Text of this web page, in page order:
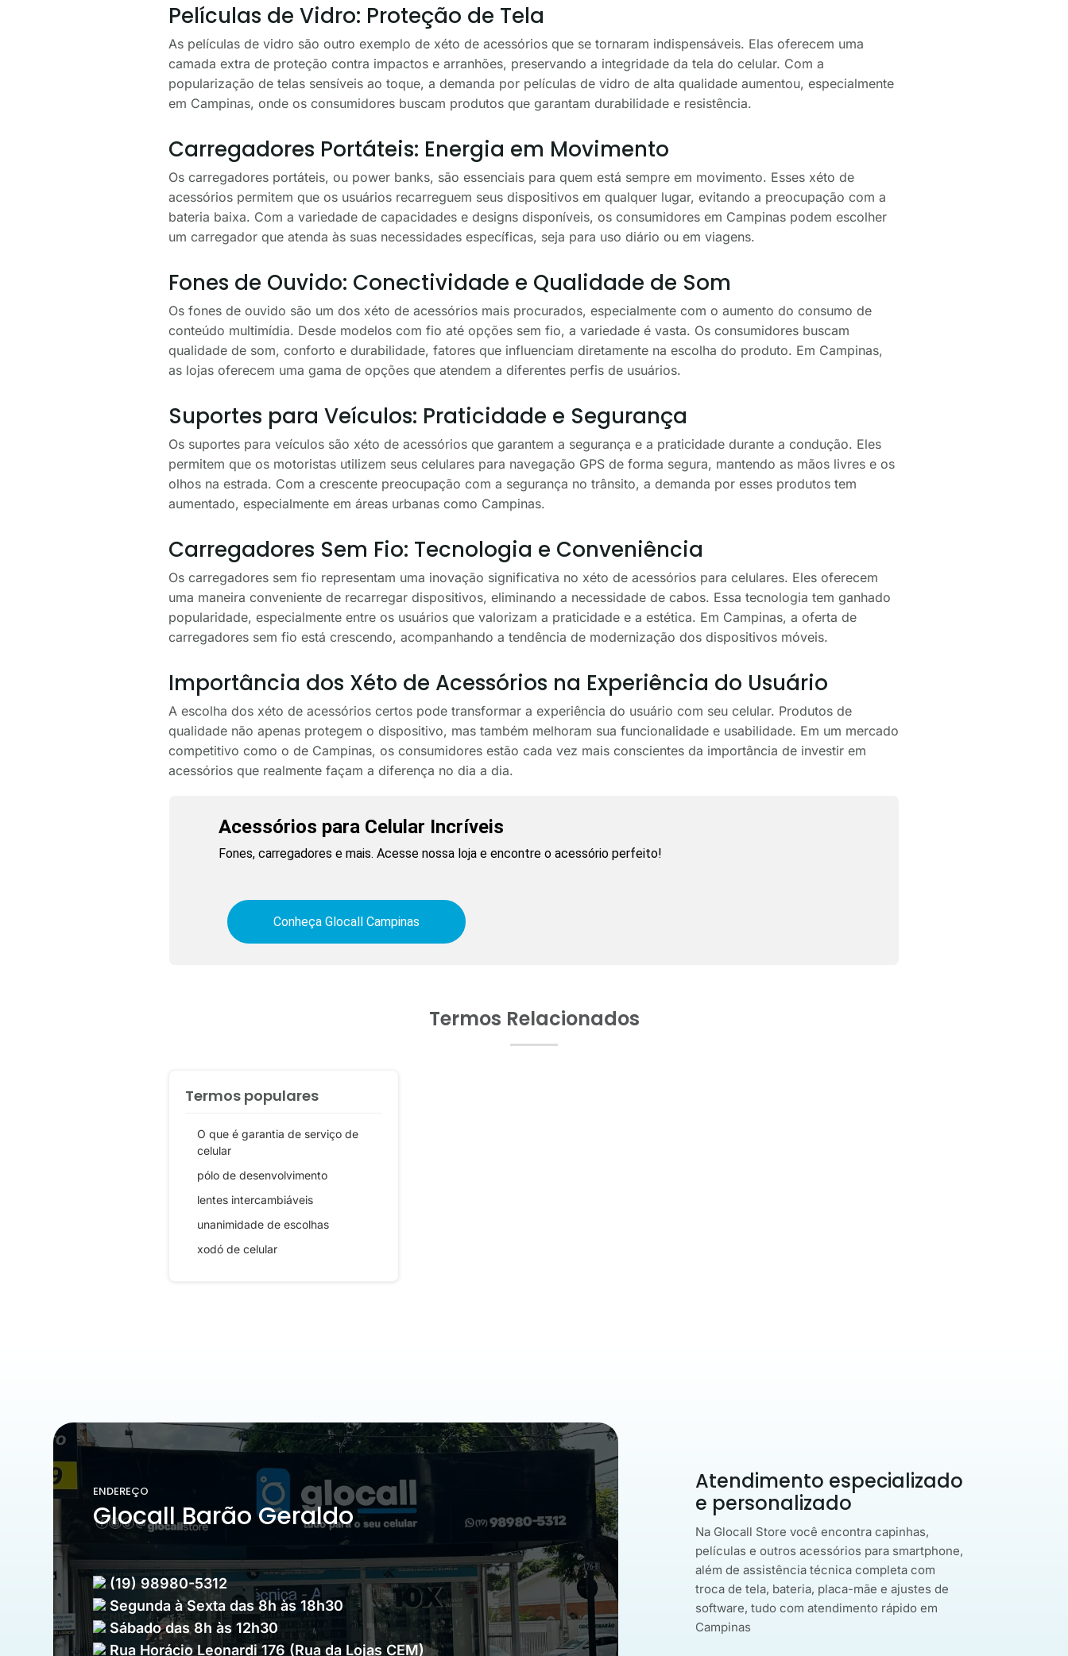
Películas de Vidro: Proteção de Tela
As películas de vidro são outro exemplo de xéto de acessórios que se tornaram indispensáveis. Elas oferecem uma
camada extra de proteção contra impactos e arranhões, preservando a integridade da tela do celular. Com a
popularização de telas sensíveis ao toque, a demanda por películas de vidro de alta qualidade aumentou, especialmente
em Campinas, onde os consumidores buscam produtos que garantam durabilidade e resistência.
Carregadores Portáteis: Energia em Movimento
Os carregadores portáteis, ou power banks, são essenciais para quem está sempre em movimento. Esses xéto de
acessórios permitem que os usuários recarreguem seus dispositivos em qualquer lugar, evitando a preocupação com a
bateria baixa. Com a variedade de capacidades e designs disponíveis, os consumidores em Campinas podem escolher
um carregador que atenda às suas necessidades específicas, seja para uso diário ou em viagens.
Fones de Ouvido: Conectividade e Qualidade de Som
Os fones de ouvido são um dos xéto de acessórios mais procurados, especialmente com o aumento do consumo de
conteúdo multimídia. Desde modelos com fio até opções sem fio, a variedade é vasta. Os consumidores buscam
qualidade de som, conforto e durabilidade, fatores que influenciam diretamente na escolha do produto. Em Campinas,
as lojas oferecem uma gama de opções que atendem a diferentes perfis de usuários.
Suportes para Veículos: Praticidade e Segurança
Os suportes para veículos são xéto de acessórios que garantem a segurança e a praticidade durante a condução. Eles
permitem que os motoristas utilizem seus celulares para navegação GPS de forma segura, mantendo as mãos livres e os
olhos na estrada. Com a crescente preocupação com a segurança no trânsito, a demanda por esses produtos tem
aumentado, especialmente em áreas urbanas como Campinas.
Carregadores Sem Fio: Tecnologia e Conveniência
Os carregadores sem fio representam uma inovação significativa no xéto de acessórios para celulares. Eles oferecem
uma maneira conveniente de recarregar dispositivos, eliminando a necessidade de cabos. Essa tecnologia tem ganhado
popularidade, especialmente entre os usuários que valorizam a praticidade e a estética. Em Campinas, a oferta de
carregadores sem fio está crescendo, acompanhando a tendência de modernização dos dispositivos móveis.
Importância dos Xéto de Acessórios na Experiência do Usuário
A escolha dos xéto de acessórios certos pode transformar a experiência do usuário com seu celular. Produtos de
qualidade não apenas protegem o dispositivo, mas também melhoram sua funcionalidade e usabilidade. Em um mercado
competitivo como o de Campinas, os consumidores estão cada vez mais conscientes da importância de investir em
acessórios que realmente façam a diferença no dia a dia.
Acessórios para Celular Incríveis
Fones, carregadores e mais. Acesse nossa loja e encontre o acessório perfeito!
Conheça Glocall Campinas
Termos Relacionados
Termos populares
O que é garantia de serviço de
celular
pólo de desenvolvimento
lentes intercambiáveis
unanimidade de escolhas
xodó de celular
ENDEREÇO
Glocall Barão Geraldo
(19) 98980-5312
Segunda à Sexta das 8h às 18h30
Sábado das 8h às 12h30
Rua Horácio Leonardi 176 (Rua da Lojas CEM)
Atendimento especializado
e personalizado
Na Glocall Store você encontra capinhas,
películas e outros acessórios para smartphone,
além de assistência técnica completa com
troca de tela, bateria, placa-mãe e ajustes de
software, tudo com atendimento rápido em
Campinas